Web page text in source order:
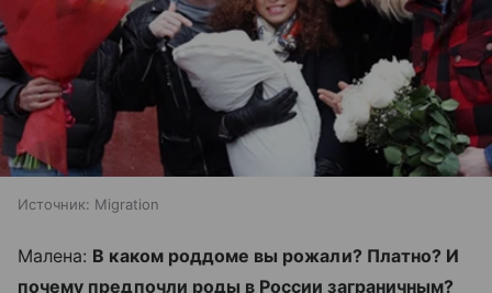
Источник: Migration
Малена: В каком роддоме вы рожали? Платно? И
почему предпочли роды в России заграничным?